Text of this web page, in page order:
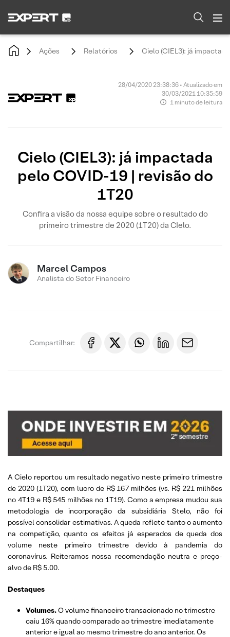
Ações Relatórios Cielo (CIEL3): já
28/04/2020 23:38:36 • Atualizado em
30/03/2021 10:35:59
1 minuto de leitura
Cielo (CIEL3): já impactada
pelo COVID-19 | revisão do
1T20
Confira a visão da nossa equipe sobre o resultado do
primeiro trimestre de 2020 (1T20) da CIelo.
Marcel Campos
Analista do Setor Financeiro
Compartilhar:
A Cielo reportou um resultado negativo neste primeiro trimestre
de 2020 (1T20), com lucro de R$ 167 milhões (vs. R$ 221 milhões
no 4T19 e R$ 545 milhões no 1T19). Como a empresa mudou sua
metodologia de incorporação da subsidiária Stelo, não foi
possível consolidar estimativas. A queda reflete tanto o aumento
na competição, quanto os efeitos já esperados de queda dos
volume neste primeiro trimestre devido à pandemia do
coronavírus. Reiteramos nossa recomendação neutra e preço-
alvo de R$ 5.00.
Destaques
Volumes.O volume financeiro transacionado no trimestre
caiu 16% quando comparado ao trimestre imediatamente
anterior e igual ao mesmo trimestre do ano anterior. Os